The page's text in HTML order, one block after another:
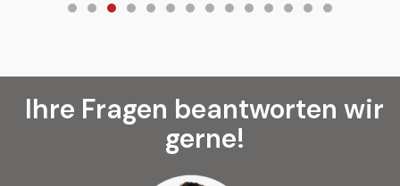
Ihre Fragen beantworten wir
gerne!